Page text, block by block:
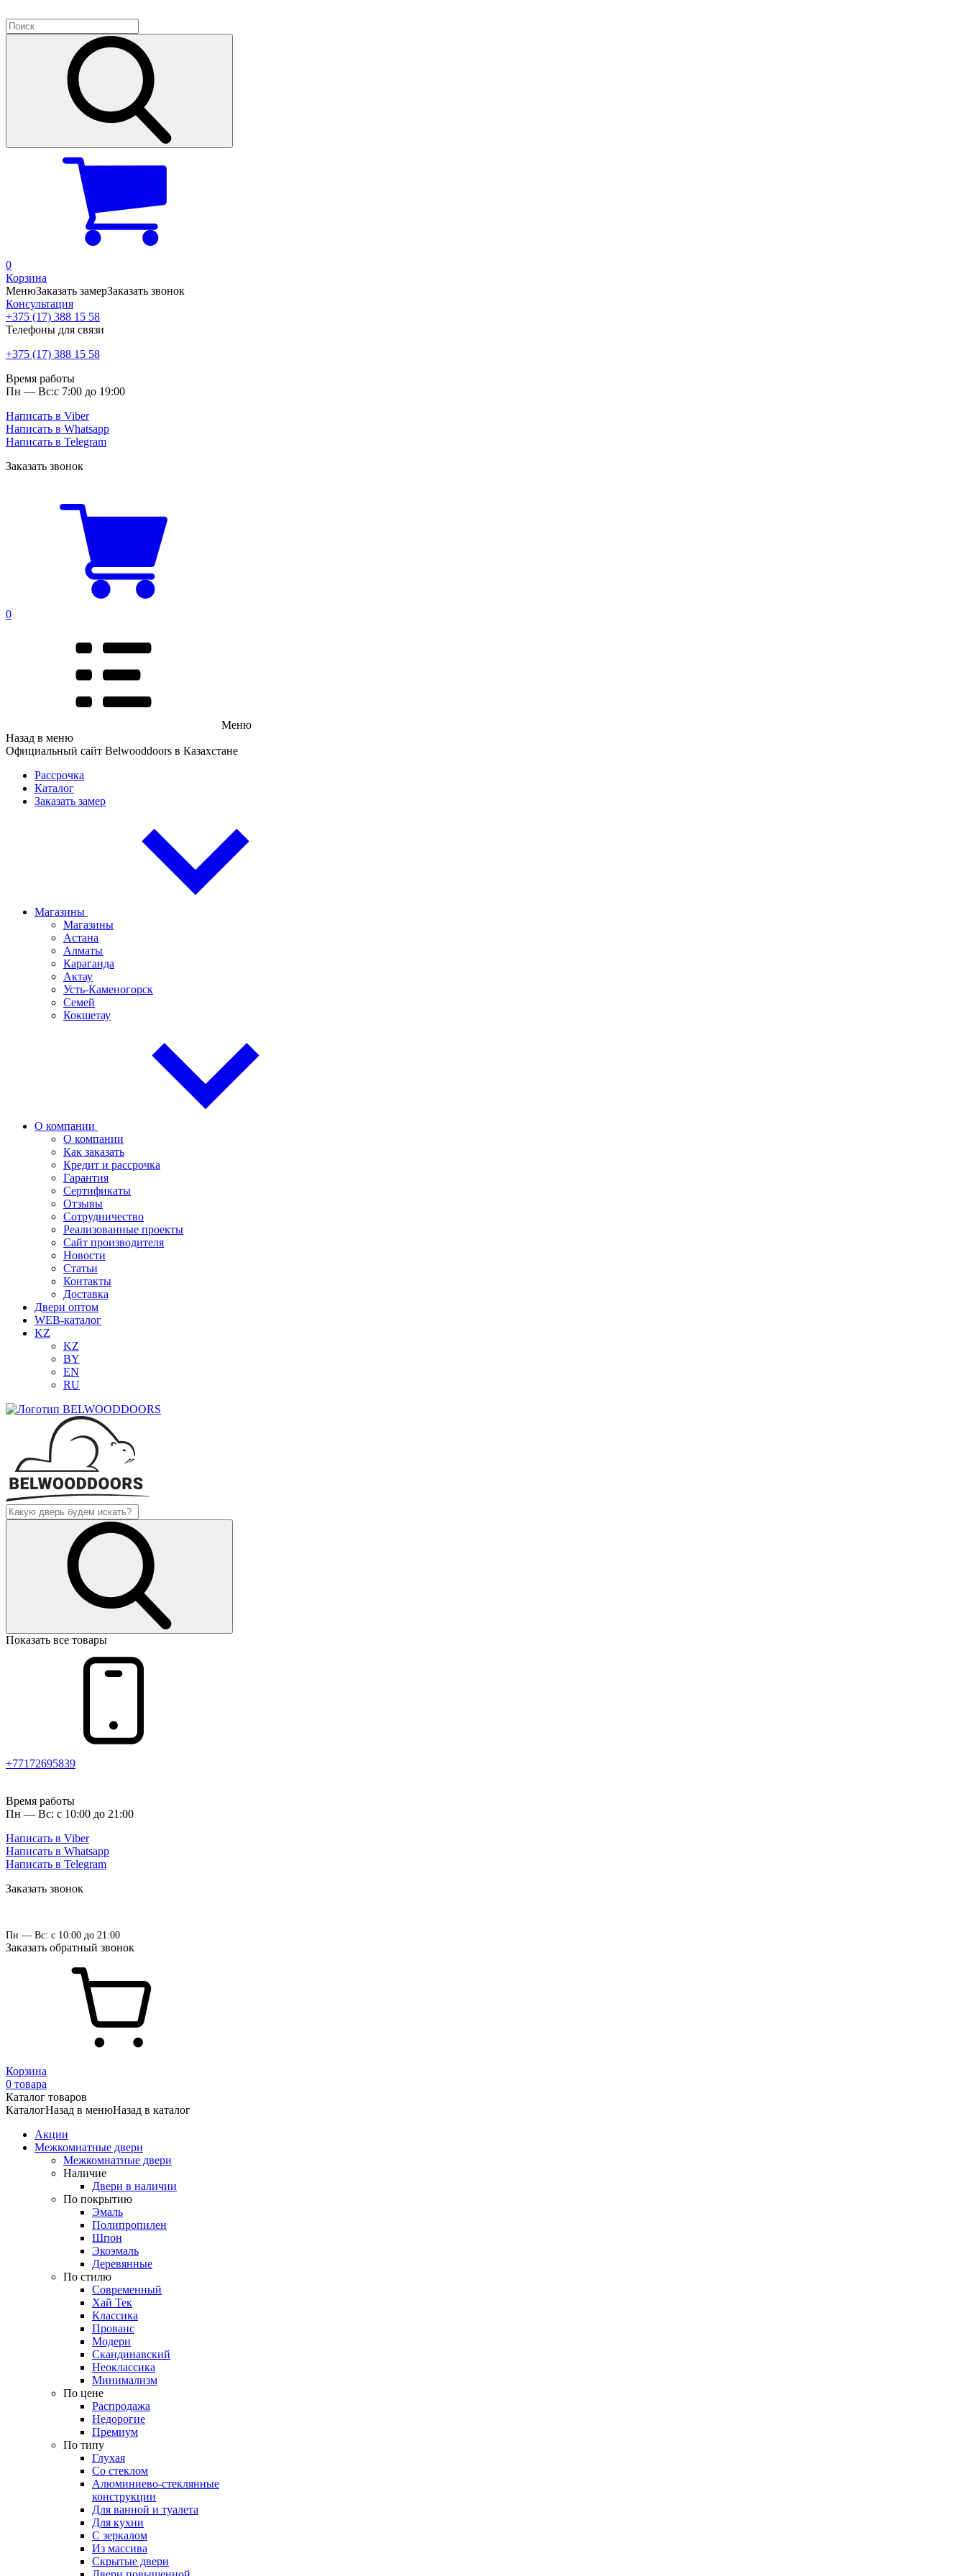
0
Корзина
МенюЗаказать замерЗаказать звонок
Консультация
+375 (17) 388 15 58
Телефоны для связи
+375 (17) 388 15 58
Время работы
Пн — Вс:с 7:00 до 19:00
Написать в Viber
Написать в Whatsapp
Написать в Telegram
Заказать звонок
0
Меню
Назад в меню
Официальный сайт Belwooddoors в Казахстане
Рассрочка
Каталог
Заказать замер
Магазины
Магазины
Астана
Алматы
Караганда
Актау
Усть-Каменогорск
Семей
Кокшетау
О компании
О компании
Как заказать
Кредит и рассрочка
Гарантия
Сертификаты
Отзывы
Сотрудничество
Реализованные проекты
Сайт производителя
Новости
Статьи
Контакты
Доставка
Двери оптом
WEB-каталог
KZ
KZ
BY
EN
RU
Показать все товары
+77172695839
Время работы
Пн — Вс: с 10:00 до 21:00
Написать в Viber
Написать в Whatsapp
Написать в Telegram
Заказать звонок
Пн — Вс: с 10:00 до 21:00
Заказать обратный звонок
Корзина
0 товара
Каталог товаров
КаталогНазад в менюНазад в каталог
Акции
Межкомнатные двери
Межкомнатные двери
Наличие
Двери в наличии
По покрытию
Эмаль
Полипропилен
Шпон
Экоэмаль
Деревянные
По стилю
Современный
Хай Тек
Классика
Прованс
Модерн
Скандинавский
Неоклассика
Минимализм
По цене
Распродажа
Недорогие
Премиум
По типу
Глухая
Со стеклом
Алюминиево-стеклянные
конструкции
Для ванной и туалета
Для кухни
С зеркалом
Из массива
Скрытые двери